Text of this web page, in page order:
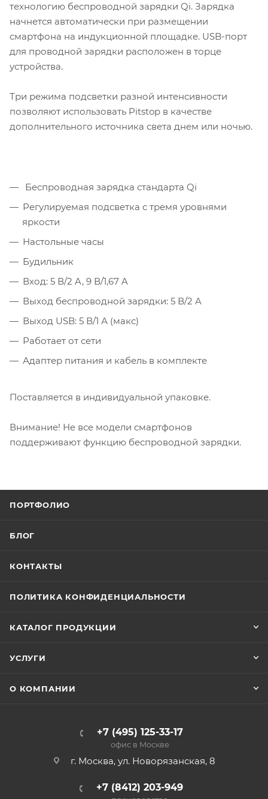
технологию беспроводной зарядки Qi. Зарядка
начнется автоматически при размещении
смартфона на индукционной площадке. USB-порт
для проводной зарядки расположен в торце
устройства.
Три режима подсветки разной интенсивности
позволяют использовать Pitstop в качестве
дополнительного источника света днем или ночью.
Беспроводная зарядка стандарта Qi
Регулируемая подсветка с тремя уровнями
яркости
Настольные часы
Будильник
Вход: 5 В/2 A, 9 В/1,67 A
Выход беспроводной зарядки: 5 В/2 A
Выход USB: 5 В/1 А (макс)
Работает от сети
Адаптер питания и кабель в комплекте
Поставляется в индивидуальной упаковке.
Внимание! Не все модели смартфонов
поддерживают функцию беспроводной зарядки.
ПОРТФОЛИО
БЛОГ
КОНТАКТЫ
ПОЛИТИКА КОНФИДЕНЦИАЛЬНОСТИ
КАТАЛОГ ПРОДУКЦИИ
УСЛУГИ
О КОМПАНИИ
+7 (495) 125-33-17
офис в Москве
г. Москва, ул. Новорязанская, 8
+7 (8412) 203-949